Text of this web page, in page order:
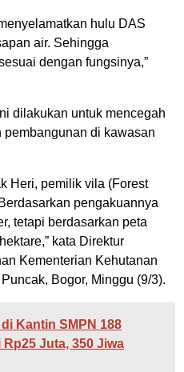
hulu DAS
air. Sehingga
dengan fungsinya,”
dilakukan untuk mencegah
di kawasan
Heri, pemilik vila (Forest
pengakuannya
tetapi berdasarkan peta
kata Direktur
Kementerian Kehutanan
Bogor, Minggu (9/3).
Kantin SMPN 188
Juta, 350 Jiwa